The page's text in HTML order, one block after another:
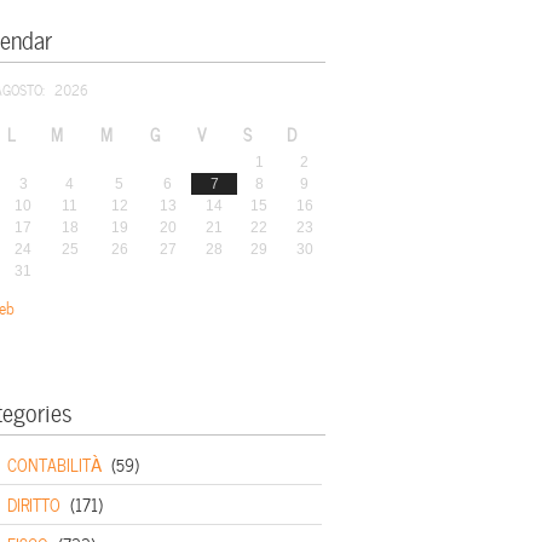
2026
L M M G V S D
1
2
3
4 5 6 7 8
9
10
11 12 13 14 15
16
17
18 19 20 21 22
23
24
25 26 27 28 29
30
31
CONTABILITÀ (59)
DIRITTO (171)